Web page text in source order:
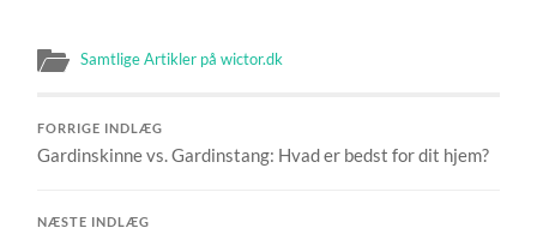
Samtlige Artikler på wictor.dk
FORRIGE INDLÆG
Gardinskinne vs. Gardinstang: Hvad er bedst for dit hjem?
NÆSTE INDLÆG